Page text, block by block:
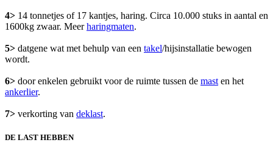
4> 14 tonnetjes of 17 kantjes, haring. Circa 10.000 stuks in aantal en
1600kg zwaar. Meerharingmaten.
5> datgene wat met behulp van een takel/hijsinstallatie bewogen
wordt.
6> door enkelen gebruikt voor de ruimte tussen de mast en het
ankerlier.
7> verkorting van deklast.
DE LAST HEBBEN